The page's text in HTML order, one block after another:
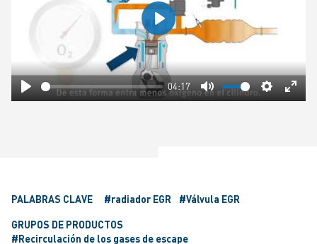
Play
04:17
Mute Settings
Play
PALABRAS CLAVE #radiador EGR
#Válvula EGR
GRUPOS DE PRODUCTOS
#Recirculación de los gases de escape